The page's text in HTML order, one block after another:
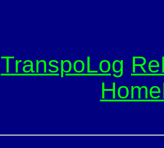
TranspoLog